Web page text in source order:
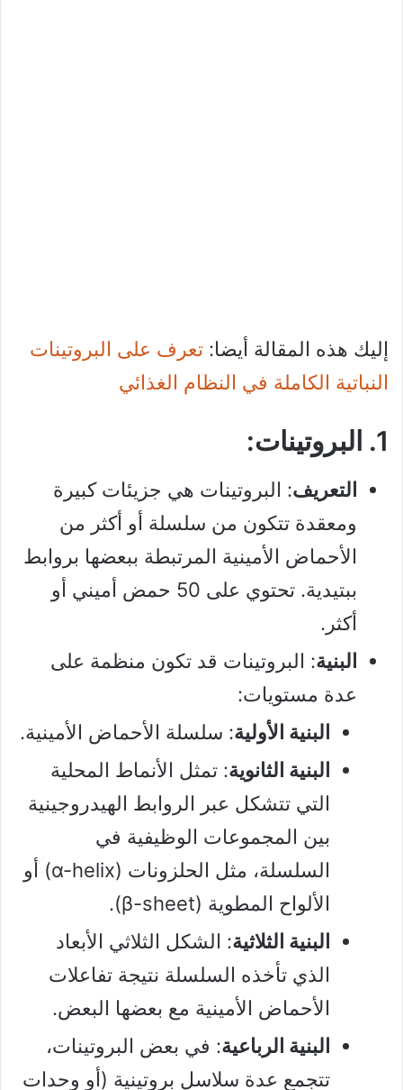
إليك هذه المقالة أيضا: تعرف على البروتينات
النباتية الكاملة في النظام الغذائي
1. البروتينات:
التعريف: البروتينات هي جزيئات كبيرة
ومعقدة تتكون من سلسلة أو أكثر من
الأحماض الأمينية المرتبطة ببعضها بروابط
ببتيدية. تحتوي على 50 حمض أميني أو
أكثر.
البنية: البروتينات قد تكون منظمة على
عدة مستويات:
البنية الأولية: سلسلة الأحماض الأمينية.
البنية الثانوية: تمثل الأنماط المحلية
التي تتشكل عبر الروابط الهيدروجينية
بين المجموعات الوظيفية في
السلسلة، مثل الحلزونات (α-helix) أو
الألواح المطوية (β-sheet).
البنية الثلاثية: الشكل الثلاثي الأبعاد
الذي تأخذه السلسلة نتيجة تفاعلات
الأحماض الأمينية مع بعضها البعض.
البنية الرباعية: في بعض البروتينات،
تتجمع عدة سلاسل بروتينية (أو وحدات